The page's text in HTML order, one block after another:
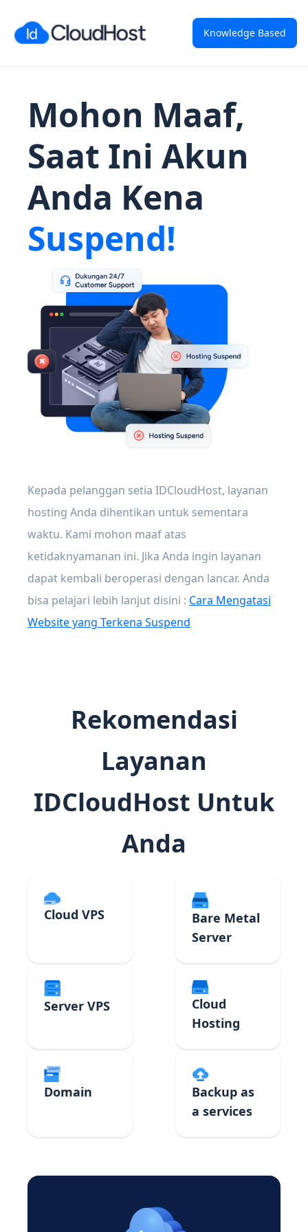
Knowledge Based
Mohon Maaf,
Saat Ini Akun
Anda Kena
Suspend!
Kepada pelanggan setia IDCloudHost, layanan
hosting Anda dihentikan untuk sementara
waktu. Kami mohon maaf atas
ketidaknyamanan ini. Jika Anda ingin layanan
dapat kembali beroperasi dengan lancar. Anda
bisa pelajari lebih lanjut disini : Cara Mengatasi
Website yang Terkena Suspend
Rekomendasi
Layanan
IDCloudHost Untuk
Anda
Cloud VPS
Bare Metal
Server
Server VPS
Cloud
Hosting
Domain
Backup as
a services